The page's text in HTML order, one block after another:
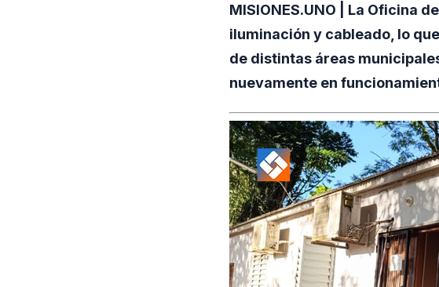
MISIONES.UNO | La Oficina
iluminación y cableado, lo
de distintas áreas
nuevamente en